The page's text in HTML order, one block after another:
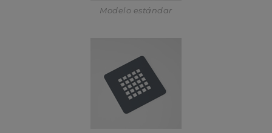
Modelo estándar